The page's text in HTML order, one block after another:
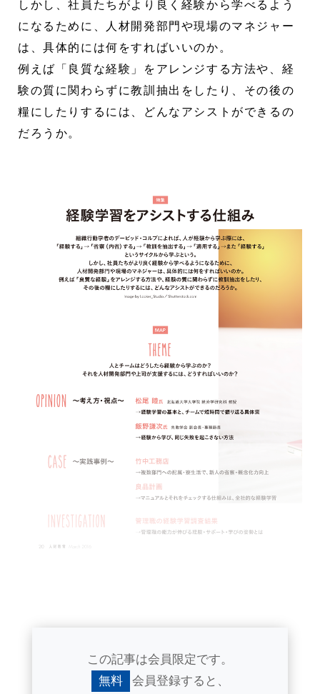
しかし、社員たちがより良く経験から学べるよう
になるために、人材開発部門や現場のマネジャー
は、具体的には何をすればいいのか。
例えば「良質な経験」をアレンジする方法や、経
験の質に関わらずに教訓抽出をしたり、その後の
糧にしたりするには、どんなアシストができるの
だろうか。
この記事は会員限定です。
無料
会員登録すると、